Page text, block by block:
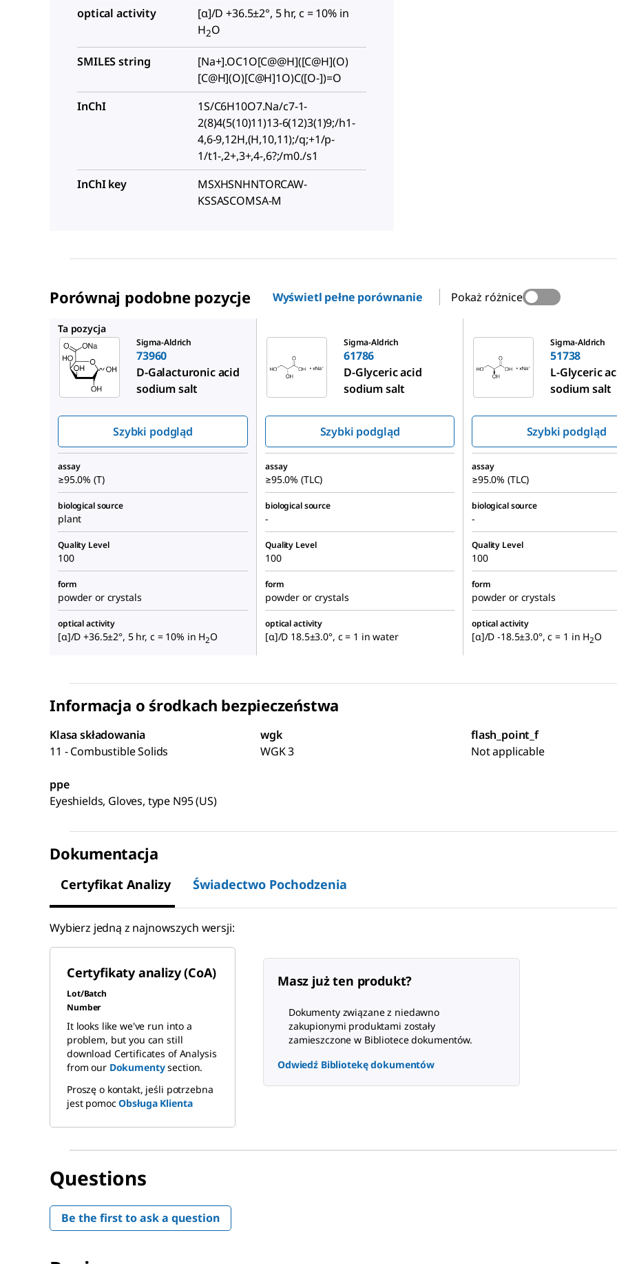
optical activity
[α]/D +36.5±2°, 5 hr, c = 10% in
H2O
SMILES string
[Na+].OC1O[C@@H]([C@H](O)
[C@H](O)[C@H]1O)C([O-])=O
InChI
1S/C6H10O7.Na/c7-1-
2(8)4(5(10)11)13-6(12)3(1)9;/h1-
4,6-9,12H,(H,10,11);/q;+1/p-
1/t1-,2+,3+,4-,6?;/m0./s1
InChI key
MSXHSNHNTORCAW-
KSSASCOMSA-M
Porównaj podobne pozycje Wyświetl pełne porównanie Pokaż różnice
Ta pozycja
Sigma-Aldrich
73960
D-Galacturonic acid
sodium salt
Szybki podgląd
Sigma-Aldrich
61786
D-Glyceric acid
sodium salt
Szybki podgląd
Sigma-Aldrich
51738
L-Glyceric
sodium salt
Szybki podgląd
assay
≥95.0% (T)
assay
≥95.0% (TLC)
assay
≥95.0% (TLC)
biological source
plant
biological source
-
biological source
-
Quality Level
100
Quality Level
100
Quality Level
100
form
powder or crystals
form
powder or crystals
form
powder or crystals
optical activity
[α]/D +36.5±2°, 5 hr, c = 10% in H2O
optical activity
[α]/D 18.5±3.0°, c = 1 in water
optical activity
[α]/D -18.5±3.0°, c = 1 in H2O
Informacja o środkach bezpieczeństwa
Klasa składowania
11 - Combustible Solids
wgk
WGK 3
flash_point_f
Not applicable
ppe
Eyeshields, Gloves, type N95 (US)
Dokumentacja
Certyfikat Analizy Świadectwo Pochodzenia
Wybierz jedną z najnowszych wersji:
Certyfikaty analizy (CoA)
Lot/Batch
Number
It looks like we've run into a
problem, but you can still
download Certificates of Analysis
from our Dokumenty section.
Proszę o kontakt, jeśli potrzebna
jest pomoc Obsługa Klienta
Masz już ten produkt?
Dokumenty związane z niedawno
zakupionymi produktami zostały
zamieszczone w Bibliotece dokumentów.
Odwiedź Bibliotekę dokumentów
Questions
Be the first to ask a question